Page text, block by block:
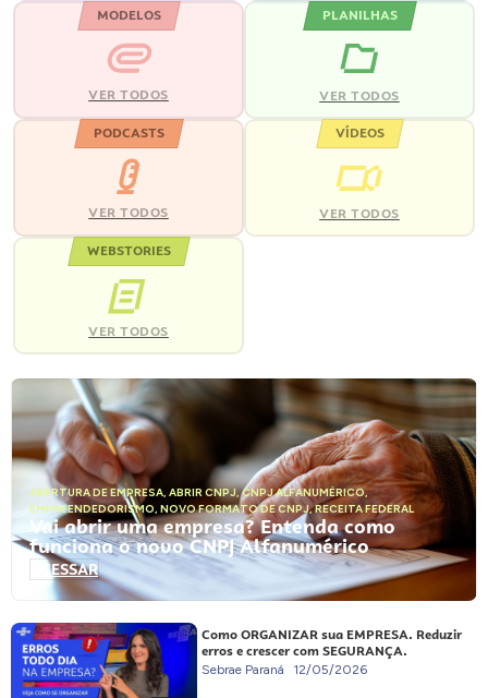
MODELOS
VER TODOS
PLANILHAS
VER TODOS
PODCASTS
VER TODOS
VÍDEOS
VER TODOS
WEBSTORIES
VER TODOS
ABERTURA DE EMPRESA, ABRIR CNPJ,CNPJ ALFANUMÉRICO,
EMPREENDEDORISMO, NOVO FORMATO DE CNPJ,RECEITA FEDERAL
Vai abrir uma empresa? Entenda como
funciona o novo CNPJ Alfanumérico
ACESSAR
Como ORGANIZAR sua EMPRESA. Reduzir
erros e crescer com SEGURANÇA.
Sebrae Paraná 12/05/2026